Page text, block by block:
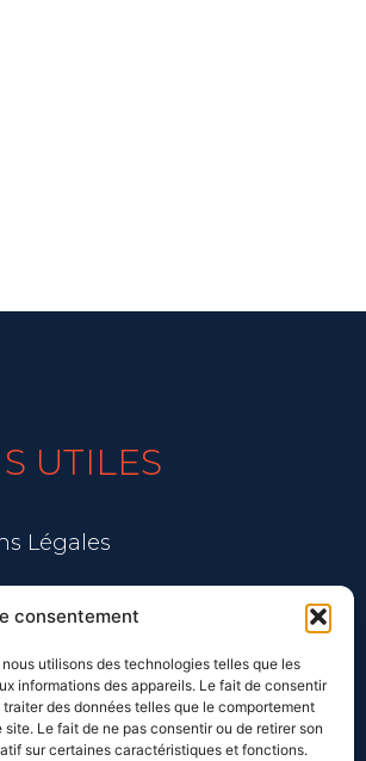
consentement
utilisons des technologies telles que les
informations des appareils. Le fait de consentir
des données telles que le comportement
Le fait de ne pas consentir ou de retirer son
sur certaines caractéristiques et fonctions.
UTILES
Légales